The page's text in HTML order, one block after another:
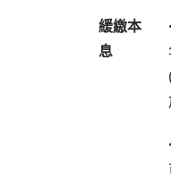
緩繳本
息